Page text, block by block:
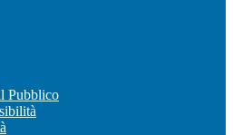
Pubblico